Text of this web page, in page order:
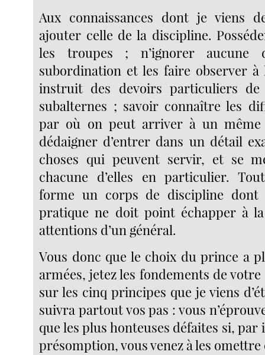
Aux connaissances dont je viens
ajouter celle de la discipline.
les troupes ; n’ignorer
subordination et les faire observer
instruit des devoirs particuliers
subalternes ; savoir connaître les
par où on peut arriver à un
dédaigner d’entrer dans un détail
choses qui peuvent servir, et se
chacune d’elles en particulier.
forme un corps de discipline dont
pratique ne doit point échapper à
attentions d’un général.
Vous donc que le choix du prince a
armées, jetez les fondements de
sur les cinq principes que je viens
suivra partout vos pas : vous
que les plus honteuses défaites si,
présomption, vous venez à les